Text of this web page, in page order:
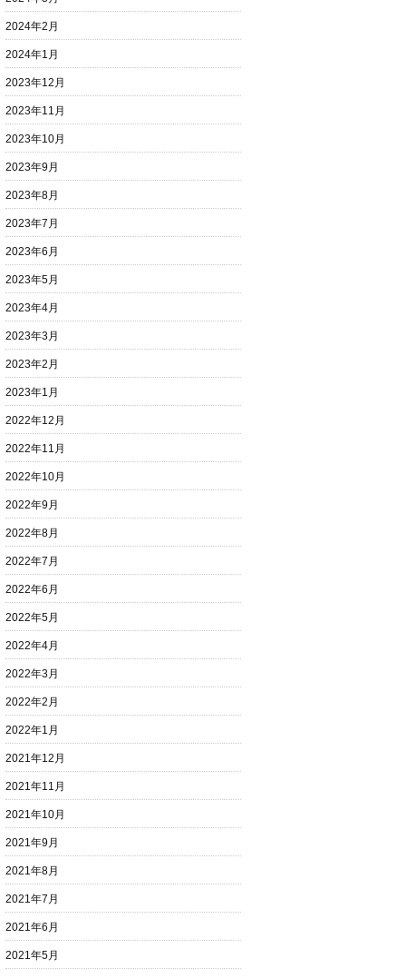
2024年2月
2024年1月
2023年12月
2023年11月
2023年10月
2023年9月
2023年8月
2023年7月
2023年6月
2023年5月
2023年4月
2023年3月
2023年2月
2023年1月
2022年12月
2022年11月
2022年10月
2022年9月
2022年8月
2022年7月
2022年6月
2022年5月
2022年4月
2022年3月
2022年2月
2022年1月
2021年12月
2021年11月
2021年10月
2021年9月
2021年8月
2021年7月
2021年6月
2021年5月